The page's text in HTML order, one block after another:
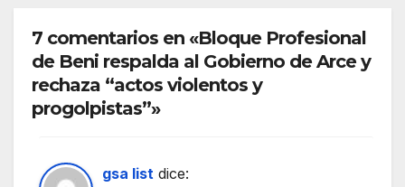
7 comentarios en «Bloque Profesional
de Beni respalda al Gobierno de Arce y
rechaza “actos violentos y
progolpistas”»
gsa list dice: